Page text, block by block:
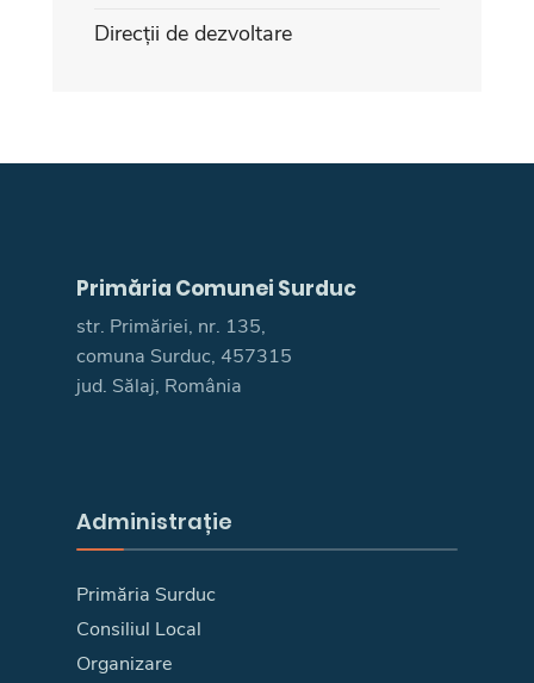
Direcții de dezvoltare
Primăria Comunei Surduc
str. Primăriei, nr. 135,
comuna Surduc, 457315
jud. Sălaj, România
Administrație
Primăria Surduc
Consiliul Local
Organizare